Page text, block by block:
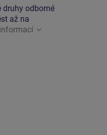
druhy odborné
až na